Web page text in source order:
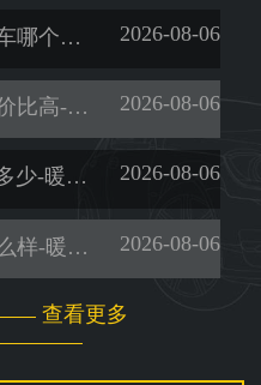
昆明高中端轿车低价租车哪个好-暖旭-「一天多少钱」 2026-08-06
昆明高铁站汽车租赁性价比高-暖旭-「昆明包车服务价格」 2026-08-06
昆明@旅游租车行价格多少-暖旭-「商务车租赁」 2026-08-06
昆明一日游低价租车怎么样-暖旭-「租考斯特」 2026-08-06
查看更多